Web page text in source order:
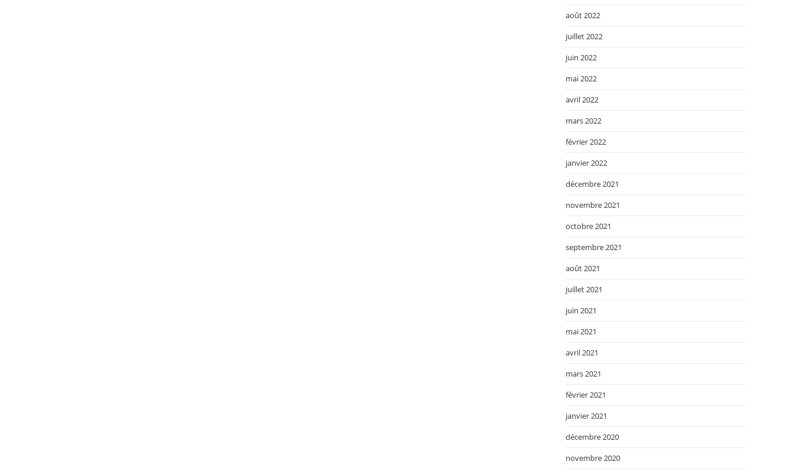
août 2022
juillet 2022
juin 2022
mai 2022
avril 2022
mars 2022
février 2022
janvier 2022
décembre 2021
novembre 2021
octobre 2021
septembre 2021
août 2021
juillet 2021
juin 2021
mai 2021
avril 2021
mars 2021
février 2021
janvier 2021
décembre 2020
novembre 2020